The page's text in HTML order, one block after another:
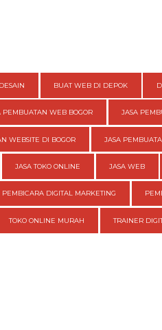
BUAT WEB DI DEPOK
PEMBUATAN WEB BOGOR JASA
WEBSITE DI BOGOR JASA
JASA TOKO ONLINE JASA WEB
PEMBICARA DIGITAL MARKETING
TOKO ONLINE MURAH TRAINER